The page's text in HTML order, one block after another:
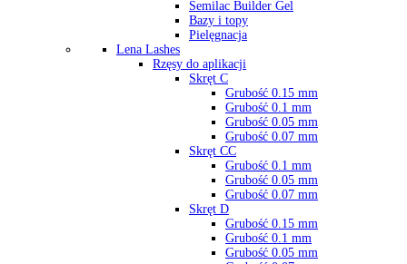
Semilac Builder Gel
Bazy i topy
Pielęgnacja
Lena Lashes
Rzęsy do aplikacji
Skręt C
Grubość 0.15 mm
Grubość 0.1 mm
Grubość 0.05 mm
Grubość 0.07 mm
Skręt CC
Grubość 0.1 mm
Grubość 0.05 mm
Grubość 0.07 mm
Skręt D
Grubość 0.15 mm
Grubość 0.1 mm
Grubość 0.05 mm